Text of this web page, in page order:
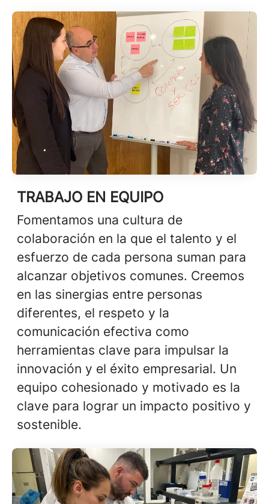
TRABAJO EN EQUIPO
Fomentamos una cultura de
colaboración en la que el talento y el
esfuerzo de cada persona suman para
alcanzar objetivos comunes. Creemos
en las sinergias entre personas
diferentes, el respeto y la
comunicación efectiva como
herramientas clave para impulsar la
innovación y el éxito empresarial. Un
equipo cohesionado y motivado es la
clave para lograr un impacto positivo y
sostenible.